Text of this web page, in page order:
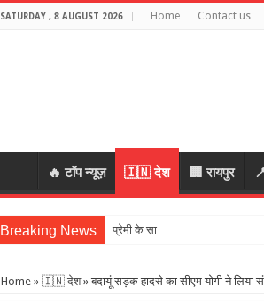
SATURDAY , 8 AUGUST 2026 Home Contact us
🔥 टॉप न्यूज़ 🇮🇳 देश 🏢 रायपुर
Breaking News प्रेमी के साथ मिलकर रची पति की
Home » 🇮🇳 देश » बदायूं सड़क हादसे का सीएम योगी ने लिया